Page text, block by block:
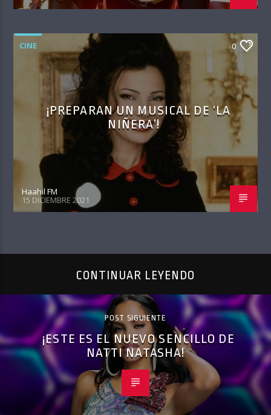
CINE 0
¡PREPARAN UN MUSICAL DE ‘LA
NIÑERA’!
Haahil FM
15 DICIEMBRE 2021
CONTINUAR LEYENDO
POST SIGUIENTE
¡ESTE ES EL NUEVO SENCILLO DE
NATTI NATASHA!